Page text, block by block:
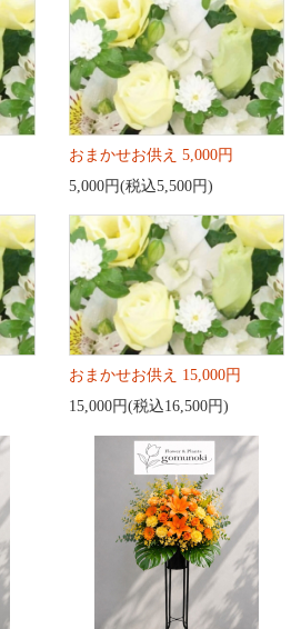
おまかせお供え 5,000円
5,000円(税込5,500円)
おまかせお供え 15,000円
15,000円(税込16,500円)